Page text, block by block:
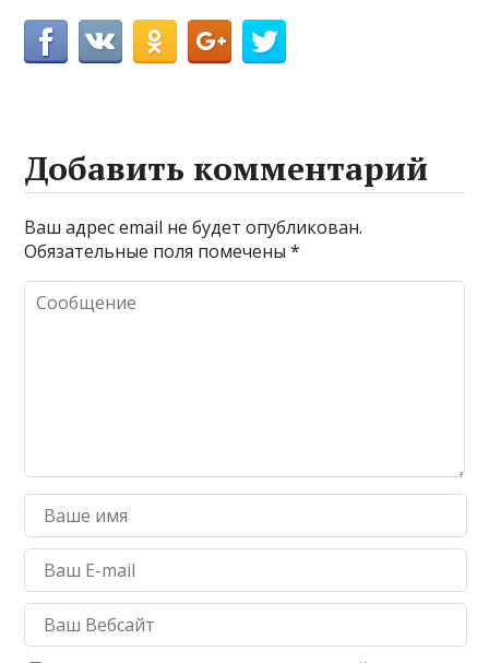
Добавить комментарий
Ваш адрес email не будет опубликован.
Обязательные поля помечены*